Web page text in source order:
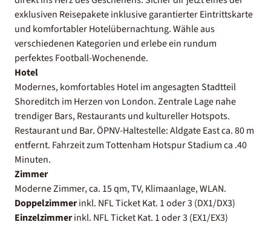
exklusiven Reisepakete inklusive garantierter Eintrittskarte
und komfortabler Hotelübernachtung. Wähle aus
verschiedenen Kategorien und erlebe ein rundum
perfektes Football-Wochenende.
Hotel
Modernes, komfortables Hotel im angesagten Stadtteil
Shoreditch im Herzen von London. Zentrale Lage nahe
trendiger Bars, Restaurants und kultureller Hotspots.
Restaurant und Bar. ÖPNV-Haltestelle: Aldgate East ca. 80 m
entfernt. Fahrzeit zum Tottenham Hotspur Stadium ca .40
Minuten.
Zimmer
Moderne Zimmer, ca. 15 qm, TV, Klimaanlage, WLAN.
Doppelzimmerinkl. NFL Ticket Kat. 1 oder 3 (DX1/DX3)
Einzelzimmerinkl. NFL Ticket Kat. 1 oder 3 (EX1/EX3)